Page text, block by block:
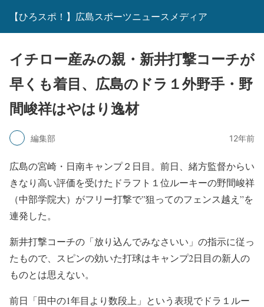
【ひろスポ！】広島スポーツニュースメディア
イチロー産みの親・新井打撃コーチが
早くも着目、広島のドラ１外野手・野
間峻祥はやはり逸材
編集部 12年前
広島の宮崎・日南キャンプ２日目。前日、緒方監督からい
きなり高い評価を受けたドラフト１位ルーキーの野間峻祥
（中部学院大）がフリー打撃で”狙ってのフェンス越え”を
連発した。
新井打撃コーチの「放り込んでみなさいい」の指示に従っ
たもので、スピンの効いた打球はキャンプ2日目の新人の
ものとは思えない。
前日「田中の1年目より数段上」という表現でドラ１ルー